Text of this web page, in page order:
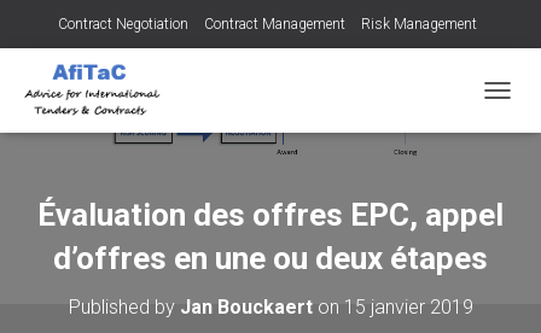
Contract Negotiation Contract Management Risk Management
Tendering for Contracts
Évaluation des offres EPC, appel
d’offres en une ou deux étapes
Published by Jan Bouckaerton 15 janvier 2019